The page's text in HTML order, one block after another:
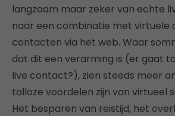
langzaam maar zeker van echte
naar een combinatie met virtuele
contacten via het web. Waar
dat dit een verarming is (er gaat
live contact?), zien steeds meer
talloze voordelen zijn van virtueel
Het besparen van reistijd, het